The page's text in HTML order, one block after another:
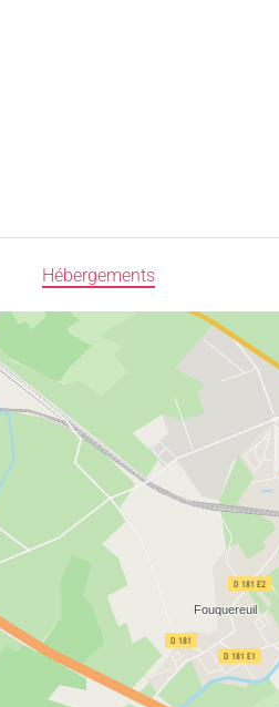
Hébergements